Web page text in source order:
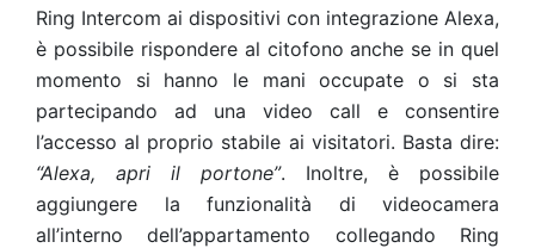
Ring Intercom ai dispositivi con integrazione Alexa,
è possibile rispondere al citofono anche se in quel
momento si hanno le mani occupate o si sta
partecipando ad una video call e consentire
l’accesso al proprio stabile ai visitatori. Basta dire:
“Alexa, apri il portone”. Inoltre, è possibile
aggiungere la funzionalità di videocamera
all’interno dell’appartamento collegando Ring